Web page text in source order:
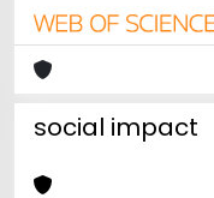
social impact